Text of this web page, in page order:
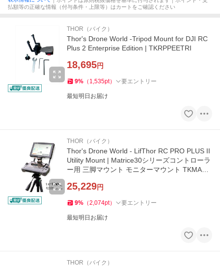
払額等の正確な情報（付与条件・上限等）はカートをご確認ください
THOR（バイク）
Thor's Drone World -Tripod Mount for DJI RC
Plus 2 Enterprise Edition | TKRPPEETRI
18,695円
9% （ 1,535pt） 要エントリー
最短明日お届け
THOR（バイク）
Thor's Drone World - LifThor RC PRO PLUS II
Utility Mount | Matrice30シリーズコントローラ
ー用 三脚マウント モニターマウント TKMARP
25,229円
9% （2,074pt） 要エントリー
最短明日お届け
THOR（バイク）